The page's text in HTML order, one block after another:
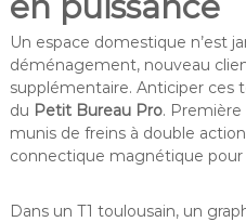
Un espace domestique n’est
déménagement, nouveau
supplémentaire. Anticiper ces
du Petit Bureau Pro.
munis de freins à double
connectique magnétique
Dans un T1 toulousain, un